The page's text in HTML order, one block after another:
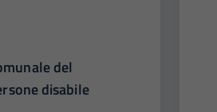
del
disabile